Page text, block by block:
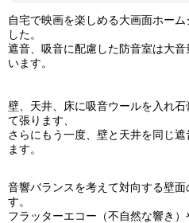
自宅で映画を楽しめる大画面ホー
した。
遮音、吸音に配慮した防音室は大
います。
壁、天井、床に吸音ウールを入れ
て張ります、
さらにもう一度、壁と天井を同じ
ます。
音響バランスを考えて対向する壁
す。
フラッターエコー（不自然な響き